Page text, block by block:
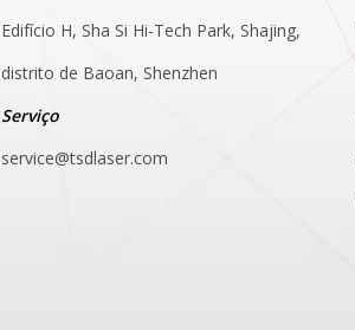
Edifício H, Sha Si Hi-Tech Park, Shajing,
distrito de Baoan, Shenzhen
Serviço
service@tsdlaser.com